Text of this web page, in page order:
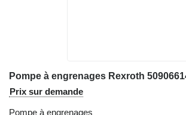
Prix sur demande
Pompe à engrenages